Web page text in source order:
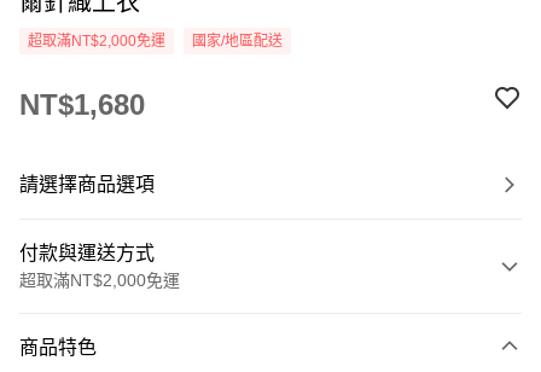
0:00
超取滿NT$2,000免運 國家/地區配送
NT$1,680
請選擇商品選項
付款與運送方式
超取滿NT$2,000免運
信用卡一次付款
商品特色